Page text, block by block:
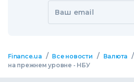
Ваш email
Finance.ua / Все новости / Валюта /
на прежнем уровне - НБУ